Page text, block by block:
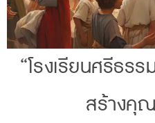
“โรงเรียนศรีธร
สร้างคุ